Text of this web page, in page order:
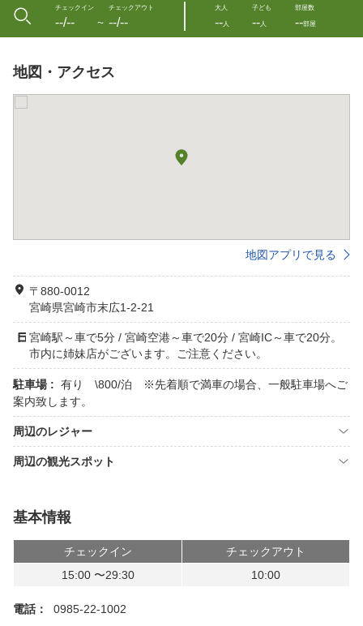
チェックイン
--/-- 〜
チェックアウト
--/--
大人
--人
子ども
--人
部屋数
--部屋
地図・アクセス
地図アプリで見る
〒880-0012
宮崎県宮崎市末広1-2-21
宮崎駅～車で5分 / 宮崎空港～車で20分 / 宮崎IC～車で20分。
市内に姉妹店がございます。ご注意ください。
駐車場 : 有り \800/泊 ※先着順で満車の場合、一般駐車場へご
案内致します。
周辺のレジャー
周辺の観光スポット
基本情報
チェックイン
チェックアウト
15:00 〜29:30
10:00
電話：
0985-22-1002